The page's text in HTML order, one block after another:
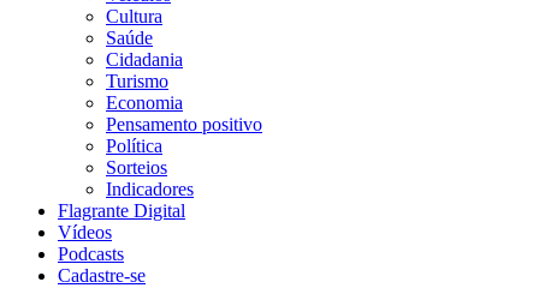
Cultura
Saúde
Cidadania
Turismo
Economia
Pensamento positivo
Política
Sorteios
Indicadores
Flagrante Digital
Vídeos
Podcasts
Cadastre-se